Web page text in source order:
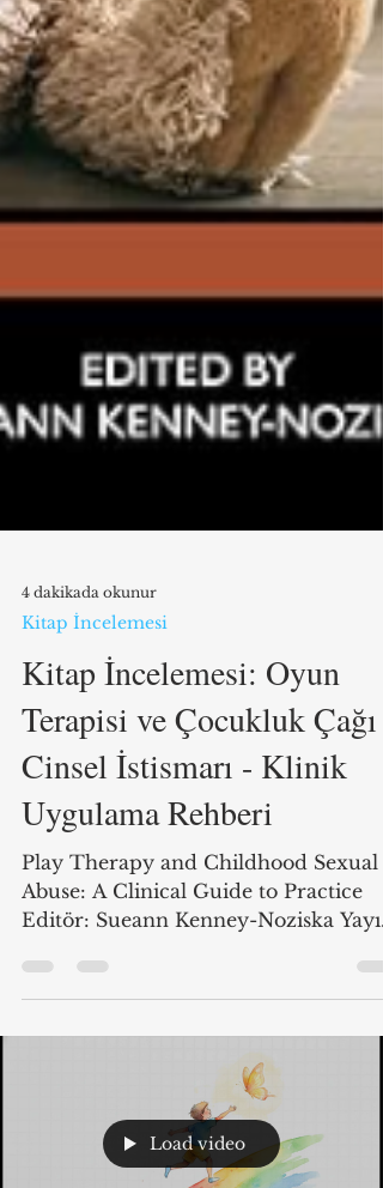
4 dakikada okunur
Kitap İncelemesi
Kitap İncelemesi: Oyun
Terapisi ve Çocukluk Çağı
Cinsel İstismarı - Klinik
Uygulama Rehberi
Play Therapy and Childhood Sexual
Abuse: A Clinical Guide to Practice
Editör: Sueann Kenney-Noziska Yayın
Yılı : 2 026 Kitap kapsamında
terapisi kullanımına dair hazırlanmış
podcaste aşağıdan ulaşabilirsiniz.
Çocukluk Çağı Cinsel İstismarı (CSA),
kültürel ve coğrafi sınır tanımayan
küresel bir epidemidir. Sueann